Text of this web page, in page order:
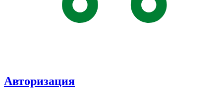
Авторизация